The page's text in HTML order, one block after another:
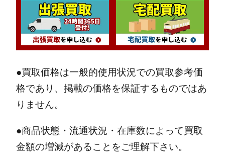
●買取価格は一般的使用状況での買取参考価
格であり、掲載の価格を保証するものではあ
りません。
●商品状態・流通状況・在庫数によって買取
金額の増減があることをご理解下さい。